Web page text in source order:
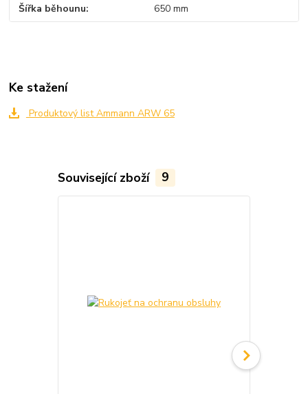
Šířka běhounu 650 mm
Ke stažení
Produktový list Ammann ARW 65
Související zboží 9